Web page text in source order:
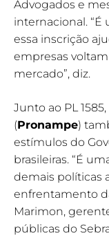
Advogados e
internacional.
essa inscrição
empresas
mercado”, diz.
Junto ao PL
(Pronampe)
estímulos do
brasileiras. “É
demais políticas
enfrentamento
Marimon,
públicas do